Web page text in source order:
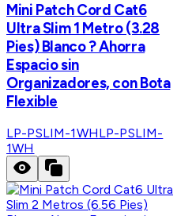
Mini Patch Cord Cat6
Ultra Slim 1 Metro (3.28
Pies) Blanco ? Ahorra
Espacio sin
Organizadores, con Bota
Flexible
LP-PSLIM-1WHLP-PSLIM-
1WH